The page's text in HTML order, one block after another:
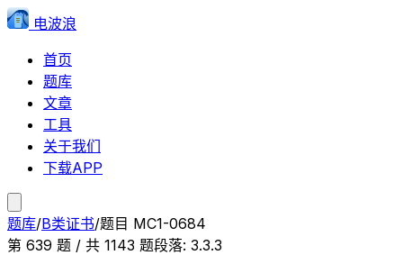
电波浪
首页
题库
文章
工具
关于我们
下载APP
题库/B类证书/题目 MC1-0684
第 639 题 / 共 1143 题段落: 3.3.3